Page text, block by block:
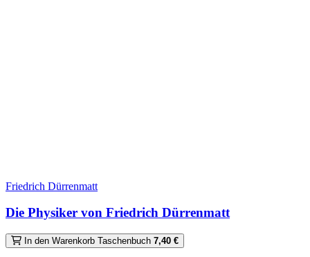
Friedrich Dürrenmatt
Die Physiker von Friedrich Dürrenmatt
In den Warenkorb Taschenbuch 7,40 €